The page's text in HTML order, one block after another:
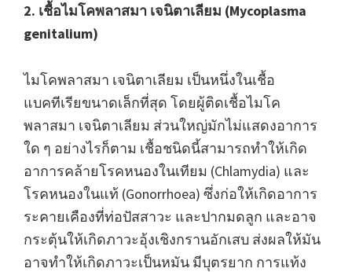
2. เชื้อไมโคพลาสมา เจนิตาเลียม (Mycoplasma
genitalium)
ไมโคพลาสมา เจนิตาเลียม เป็นหนึ่งในเชื้อ
แบคทีเรียขนาดเล็กที่สุด โดยผู้ติดเชื้อไมโค
พลาสมา เจนิตาเลียม ส่วนใหญ่มักไม่แสดงอาการ
ใด ๆ อย่างไรก็ตาม เชื้อชนิดนี้สามารถทำให้เกิด
อาการคล้ายโรคหนองในเทียม (Chlamydia) และ
โรคหนองในแท้ (Gonorrhoea) ซึ่งก่อให้เกิดอาการ
ระคายเคืองที่ท่อปัสสาวะ และปากมดลูก และอาจ
กระตุ้นให้เกิดภาวะอุ้งเชิงกรานอักเสบ ส่งผลให้มัน
อาจทำให้เกิดภาวะเป็นหมัน มีบุตรยาก การแท้ง